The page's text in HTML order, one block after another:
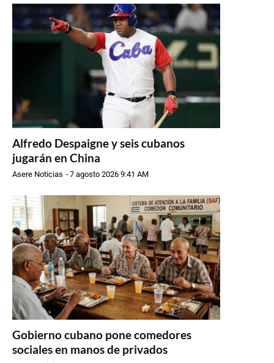
Alfredo Despaigne y seis cubanos
jugarán en China
Asere Noticias -7 agosto 2026 9:41 AM
Gobierno cubano pone comedores
sociales en manos de privados